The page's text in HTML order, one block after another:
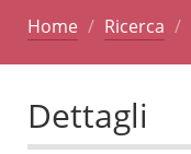
Home Ricerca
Dettagli